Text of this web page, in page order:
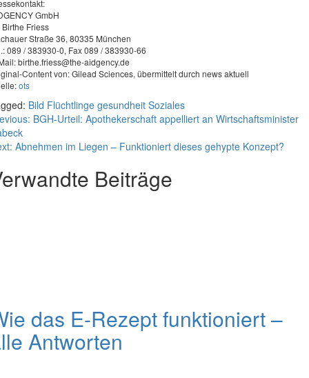
GmbH
Birthe Friess
Straße 36, 80335 München
089 / 383930-0, Fax 089 / 383930-66
birthe.friess@the-aidgency.de
Content von: Gilead Sciences, übermittelt durch news aktuell
ots
Bild Flüchtlinge gesundheit Soziales
BGH-Urteil: Apothekerschaft appelliert an Wirtschaftsminister
Abnehmen im Liegen – Funktioniert dieses gehypte Konzept?
Beiträge
das E-Rezept funktioniert –
Antworten